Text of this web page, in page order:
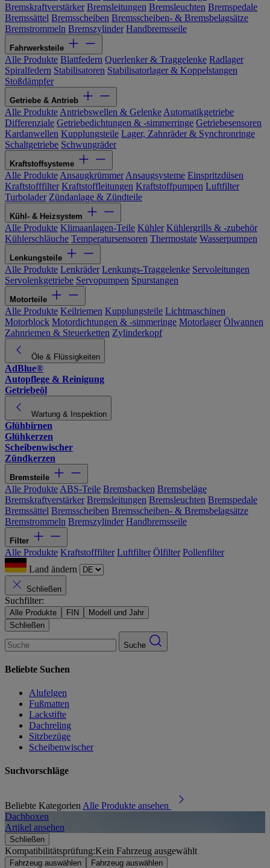
Bremskraftverstärker Bremsleitungen Bremsleuchten Bremspedale
Bremssättel Bremsscheiben Bremsscheiben- & Bremsbelagsätze
Bremstrommeln Bremszylinder Handbremsseile
Fahrwerksteile
Alle Produkte Blattfedern Querlenker & Traggelenke Radlager
Spiralfedern Stabilisatoren Stabilisatorlager & Koppelstangen
Stoßdämpfer
Getriebe & Antrieb
Alle Produkte Antriebswellen & Gelenke Automatikgetriebe
Differenziale Getriebedichtungen & -simmerringe Getriebesensoren
Kardanwellen Kupplungsteile Lager, Zahnräder & Synchronringe
Schaltgetriebe Schwungräder
Kraftstoffsysteme
Alle Produkte Ansaugkrümmer Ansaugsysteme Einspritzdüsen
Kraftstofffilter Kraftstoffleitungen Kraftstoffpumpen Luftfilter
Turbolader Zündanlage & Zündteile
Kühl- & Heizsystem
Alle Produkte Klimaanlagen-Teile Kühler Kühlergrills & -zubehör
Kühlerschläuche Temperatursensoren Thermostate Wasserpumpen
Lenkungsteile
Alle Produkte Lenkräder Lenkungs-Traggelenke Servoleitungen
Servolenkgetriebe Servopumpen Spurstangen
Motorteile
Alle Produkte Keilriemen Kupplungsteile Lichtmaschinen
Motorblock Motordichtungen & -simmeringe Motorlager Ölwannen
Zahnriemen & Steuerketten Zylinderkopf
Öle & Flüssigkeiten
AdBlue®
Autopflege & Reinigung
Getriebeöl
Wartung & Inspektion
Glühbirnen
Glühkerzen
Scheibenwischer
Zündkerzen
Bremsteile
Alle Produkte ABS-Teile Bremsbacken Bremsbeläge
Bremskraftverstärker Bremsleitungen Bremsleuchten Bremspedale
Bremssättel Bremsscheiben Bremsscheiben- & Bremsbelagsätze
Bremstrommeln Bremszylinder Handbremsseile
Filter
Alle Produkte Kraftstofffilter Luftfilter Ölfilter Pollenfilter
Land ändern
Schließen
Suchfilter:
Alle Produkte FIN
Modell und Jahr
Schließen
Suche
Beliebte Suchen
Alufelgen
Fußmatten
Lackstifte
Dachreling
Sitzbezüge
Scheibenwischer
Suchvorschläge
Beliebte Kategorien Alle Produkte ansehen
Dachboxen
Artikel ansehen
Schließen
Kompatibilitätsprüfung:Kein Fahrzeug ausgewählt
Fahrzeug auswählen Fahrzeug auswählen